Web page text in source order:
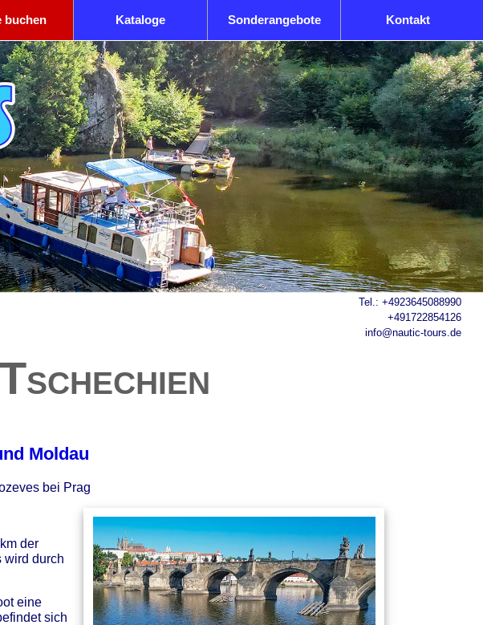
buchen Kataloge Sonderangebote Kontakt
Tel.: +4923645088990
+491722854126
info@nautic-tours.de
Moldau
bei Prag
der
wird durch
eine
sich